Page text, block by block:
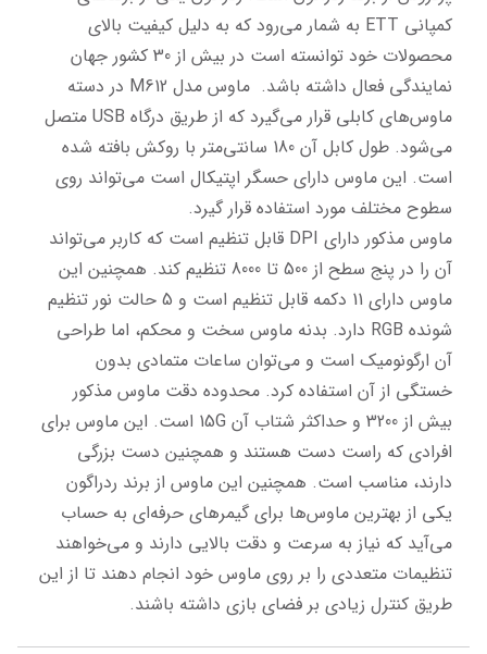
طریق کنترل زیادی بر فضای بازی داشته باشند.